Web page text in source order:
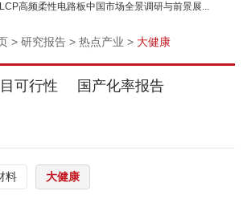
高频柔性电路板中国市场全景调研与前景展...
> 研究报告 > 热点产业 > 大健康
可行性 国产化率报告
料 大健康